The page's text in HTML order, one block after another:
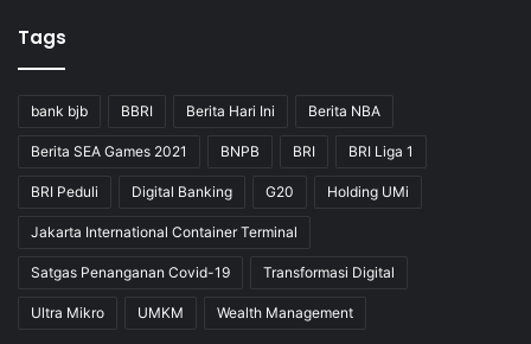
Tags
bank bjb BBRI Berita Hari Ini Berita NBA
Berita SEA Games 2021 BNPB BRI BRI Liga 1
BRI Peduli Digital Banking G20 Holding UMi
Jakarta International Container Terminal
Satgas Penanganan Covid-19 Transformasi Digital
Ultra Mikro UMKM Wealth Management